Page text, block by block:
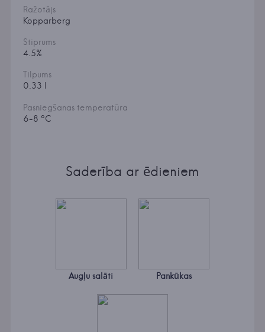
Ražotājs
Kopparberg
Stiprums
4.5%
Tilpums
0.33 l
Pasniegšanas temperatūra
6-8 °C
Saderība ar ēdieniem
Augļu salāti Pankūkas